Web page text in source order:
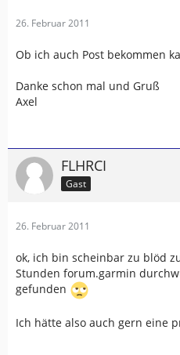
26. Februar 2011
Ob ich auch Post bekommen
Danke schon mal und Gruß
Axel
FLHRCI
Gast
26. Februar 2011
ok, ich bin scheinbar zu blöd
Stunden forum.garmin
gefunden
Ich hätte also auch gern eine